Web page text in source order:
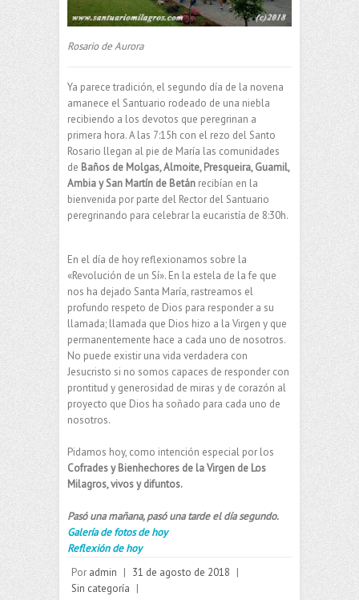
Rosario de Aurora
Ya parece tradición, el segundo día de la novena
amanece el Santuario rodeado de una niebla
recibiendo a los devotos que peregrinan a
primera hora. A las 7:15h con el rezo del Santo
Rosario llegan al pie de María las comunidades
de Baños de Molgas, Almoite, Presqueira, Guamil,
Ambia y San Martín de Betán recibían en la
bienvenida por parte del Rector del Santuario
peregrinando para celebrar la eucaristía de 8:30h.
En el día de hoy reflexionamos sobre la
«Revolución de un Sí». En la estela de la fe que
nos ha dejado Santa María, rastreamos el
profundo respeto de Dios para responder a su
llamada; llamada que Dios hizo a la Virgen y que
permanentemente hace a cada uno de nosotros.
No puede existir una vida verdadera con
Jesucristo si no somos capaces de responder con
prontitud y generosidad de miras y de corazón al
proyecto que Dios ha soñado para cada uno de
nosotros.
Pidamos hoy, como intención especial por los
Cofrades y Bienhechores de la Virgen de Los
Milagros, vivos y difuntos.
Pasó una mañana, pasó una tarde el día segundo.
Galería de fotos de hoy
Reflexión de hoy
Por admin | 31 de agosto de 2018 |
Sin categoría |